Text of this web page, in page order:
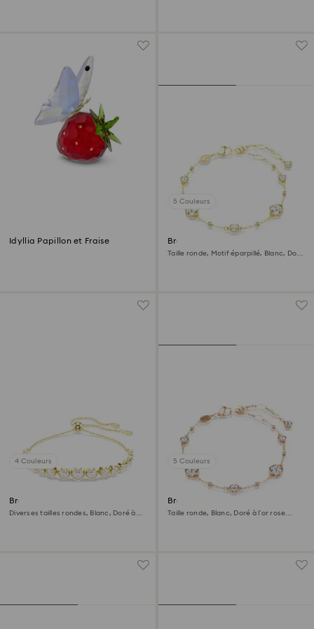
Idyllia Papillon et Fraise
5 Couleurs
Bracelet Imber
Taille ronde, Motif éparpillé, Blanc, Doré
4 Couleurs
Bracelet Imber
Diverses tailles rondes, Blanc, Doré à
5 Couleurs
Bracelet Imber
Taille ronde, Blanc, Doré à l’or rose